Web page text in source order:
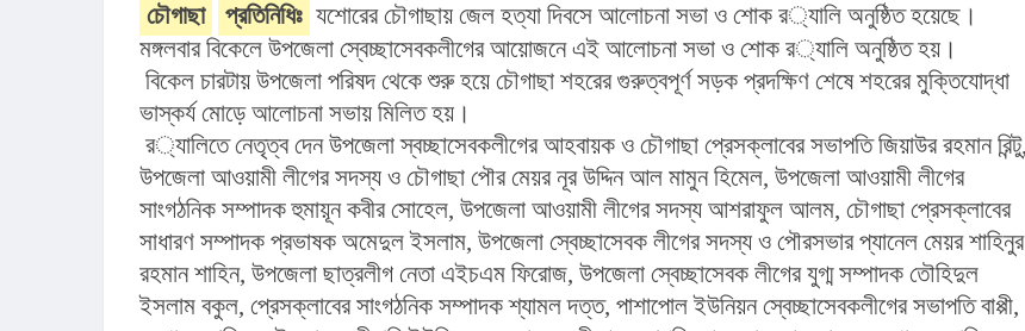
চৌগাছা প্রতিনিধিঃ যশোরের চৌগাছায় জেল হত্যা দিবসে আলোচনা সভা ও শোক র‌্যালি অনুষ্ঠিত হয়েছে।
মঙ্গলবার বিকেলে উপজেলা স্বেচ্ছাসেবকলীগের আয়োজনে এই আলোচনা সভা ও শোক র‌্যালি অনুষ্ঠিত হয়।
ভাস্কর্য মোড়ে আলোচনা সভায় মিলিত হয়।
উপজেলা আওয়ামী লীগের সদস্য ও চৌগাছা পৌর মেয়র নূর উদ্দিন আল মামুন হিমেল, উপজেলা আওয়ামী লীগের
সাংগঠনিক সম্পাদক হুমায়ূন কবীর সোহেল, উপজেলা আওয়ামী লীগের সদস্য আশরাফুল আলম, চৌগাছা প্রেসক্লাবের
সাধারণ সম্পাদক প্রভাষক অমেদুল ইসলাম, উপজেলা স্বেচ্ছাসেবক লীগের সদস্য ও পৌরসভার প্যানেল মেয়র শাহিনুর
রহমান শাহিন, উপজেলা ছাত্রলীগ নেতা এইচএম ফিরোজ, উপজেলা স্বেচ্ছাসেবক লীগের যুগ্ম সম্পাদক তৌহিদুল
ইসলাম বকুল, প্রেসক্লাবের সাংগঠনিক সম্পাদক শ্যামল দত্ত, পাশাপোল ইউনিয়ন স্বেচ্ছাসেবকলীগের সভাপতি বাপ্পী,